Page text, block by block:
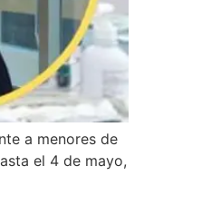
a menores de
el 4 de mayo,